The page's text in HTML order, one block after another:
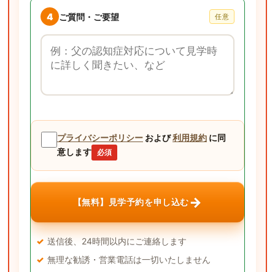
4 ご質問・ご要望 任意
ご質問・ご要望
プライバシーポリシー および利用規約 に同
意します
必須
【無料】見学予約を申し込む→
送信後、24時間以内にご連絡します
無理な勧誘・営業電話は一切いたしません